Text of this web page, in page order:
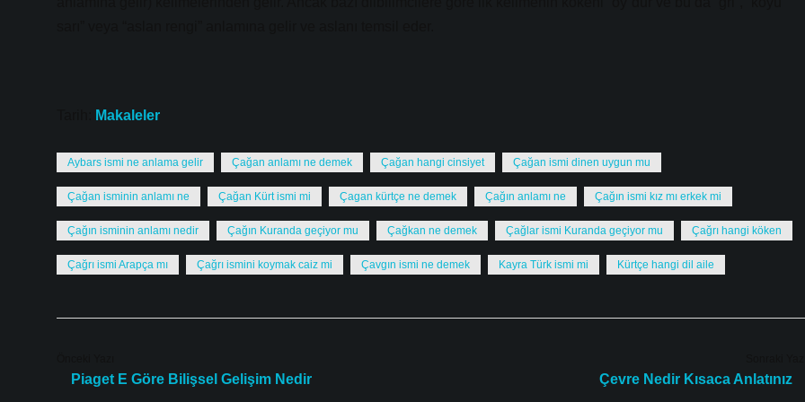
Makaleler
Aybars ismi ne anlama gelir Çağan anlamı ne demek Çağan hangi cinsiyet Çağan ismi dinen uygun mu
Çağan isminin anlamı ne Çağan Kürt ismi mi Çagan kürtçe ne demek Çağın anlamı ne Çağın ismi kız mı erkek mi
Çağın isminin anlamı nedir Çağın Kuranda geçiyor mu Çağkan ne demek Çağlar ismi Kuranda geçiyor mu Çağrı hangi köken
Çağrı ismi Arapça mı Çağrı ismini koymak caiz mi Çavgın ismi ne demek Kayra Türk ismi mi Kürtçe hangi dil aile
Piaget E Göre Bilişsel Gelişim Nedir Çevre Nedir Kısaca Anlatınız